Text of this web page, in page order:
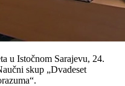
u Istočnom Sarajevu, 24.
skup „Dvadeset